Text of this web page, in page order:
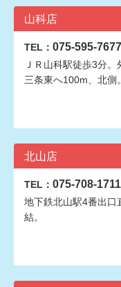
山科店
TEL： 075-595-7677
ＪＲ山科駅徒歩3分。
三条東へ100m、北側。
北山店
TEL： 075-708-1711
地下鉄北山駅4番出口
結。